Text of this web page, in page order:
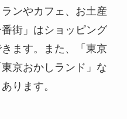
ンやカフェ、お土産
街」はショッピング
ます。また、「東京
京おかしランド」な
ります。